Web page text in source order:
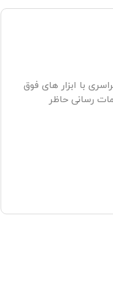
با ابزار های فوق
رسانی حاظر